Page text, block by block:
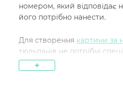
номером, який відповідає
його потрібно нанести.
Для створення картини за
тюльпанів не потрібні
творчі здібності, оскільки
простому заповненні
+